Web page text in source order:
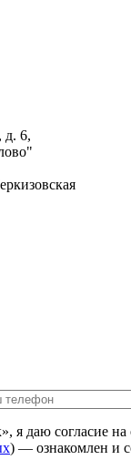
д. 6,
я даю согласие
) — ознакомлен и